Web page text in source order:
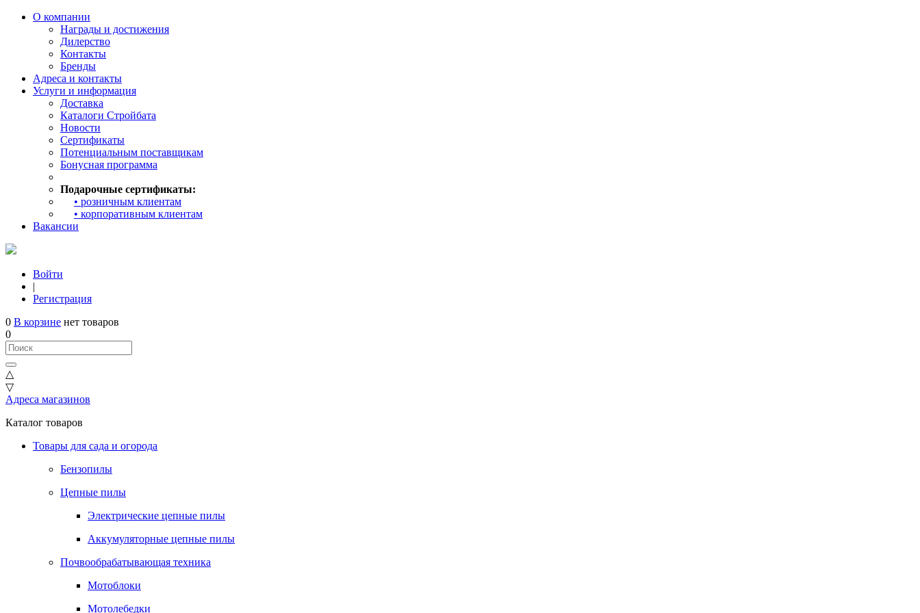
О компании
Награды и достижения
Дилерство
Контакты
Бренды
Адреса и контакты
Услуги и информация
Доставка
Каталоги Стройбата
Новости
Сертификаты
Потенциальным поставщикам
Бонусная программа
Подарочные сертификаты:
• розничным клиентам
• корпоративным клиентам
Вакансии
Войти
|
Регистрация
0 В корзине нет товаров
0
△
▽
Адреса магазинов
Каталог товаров
Товары для сада и огорода
Бензопилы
Цепные пилы
Электрические цепные пилы
Аккумуляторные цепные пилы
Почвообрабатывающая техника
Мотоблоки
Мотолебедки